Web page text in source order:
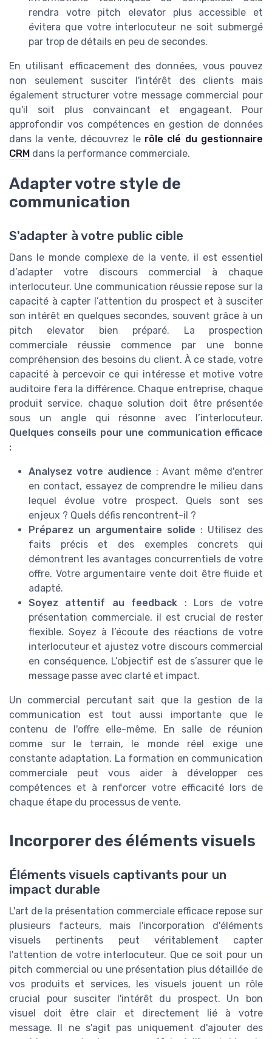
rendra votre pitch elevator plus accessible et
évitera que votre interlocuteur ne soit submergé
par trop de détails en peu de secondes.
En utilisant efficacement des données, vous pouvez
non seulement susciter l'intérêt des clients mais
également structurer votre message commercial pour
qu'il soit plus convaincant et engageant. Pour
approfondir vos compétences en gestion de données
dans la vente, découvrez le rôle clé du gestionnaire
CRM dans la performance commerciale.
Adapter votre style de
communication
S'adapter à votre public cible
Dans le monde complexe de la vente, il est essentiel
d’adapter votre discours commercial à chaque
interlocuteur. Une communication réussie repose sur la
capacité à capter l’attention du prospect et à susciter
son intérêt en quelques secondes, souvent grâce à un
pitch elevator bien préparé. La prospection
commerciale réussie commence par une bonne
compréhension des besoins du client. À ce stade, votre
capacité à percevoir ce qui intéresse et motive votre
auditoire fera la différence. Chaque entreprise, chaque
produit service, chaque solution doit être présentée
sous un angle qui résonne avec l’interlocuteur.
Quelques conseils pour une communication efficace
:
Analysez votre audience : Avant même d'entrer
en contact, essayez de comprendre le milieu dans
lequel évolue votre prospect. Quels sont ses
enjeux ? Quels défis rencontrent-il ?
Préparez un argumentaire solide : Utilisez des
faits précis et des exemples concrets qui
démontrent les avantages concurrentiels de votre
offre. Votre argumentaire vente doit être fluide et
adapté.
Soyez attentif au feedback : Lors de votre
présentation commerciale, il est crucial de rester
flexible. Soyez à l’écoute des réactions de votre
interlocuteur et ajustez votre discours commercial
en conséquence. L’objectif est de s’assurer que le
message passe avec clarté et impact.
Un commercial percutant sait que la gestion de la
communication est tout aussi importante que le
contenu de l'offre elle-même. En salle de réunion
comme sur le terrain, le monde réel exige une
constante adaptation. La formation en communication
commerciale peut vous aider à développer ces
compétences et à renforcer votre efficacité lors de
chaque étape du processus de vente.
Incorporer des éléments visuels
Éléments visuels captivants pour un
impact durable
L'art de la présentation commerciale efficace repose sur
plusieurs facteurs, mais l'incorporation d'éléments
visuels pertinents peut véritablement capter
l'attention de votre interlocuteur. Que ce soit pour un
pitch commercial ou une présentation plus détaillée de
vos produits et services, les visuels jouent un rôle
crucial pour susciter l'intérêt du prospect. Un bon
visuel doit être clair et directement lié à votre
message. Il ne s'agit pas uniquement d'ajouter des